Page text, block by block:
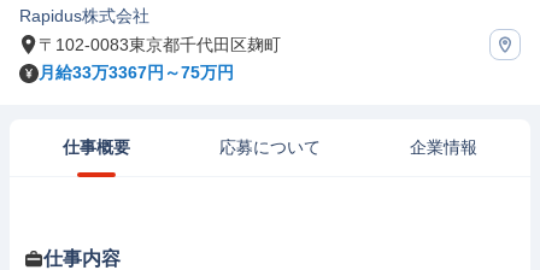
Rapidus株式会社
〒102-0083東京都千代田区麹町
月給33万3367円～75万円
仕事概要 応募について 企業情報
仕事内容